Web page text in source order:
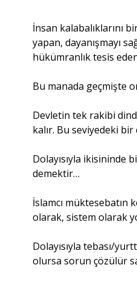
İnsan kalabalıklarını
yapan, dayanışmayı
hükümranlık tesis
Bu manada geçmişte
Devletin tek rakibi
kalır. Bu seviyedeki
Dolayısıyla ikisininde
demektir…
İslamcı müktesebatın
olarak, sistem olarak
Dolayısıyla tebası/
olursa sorun çözülür